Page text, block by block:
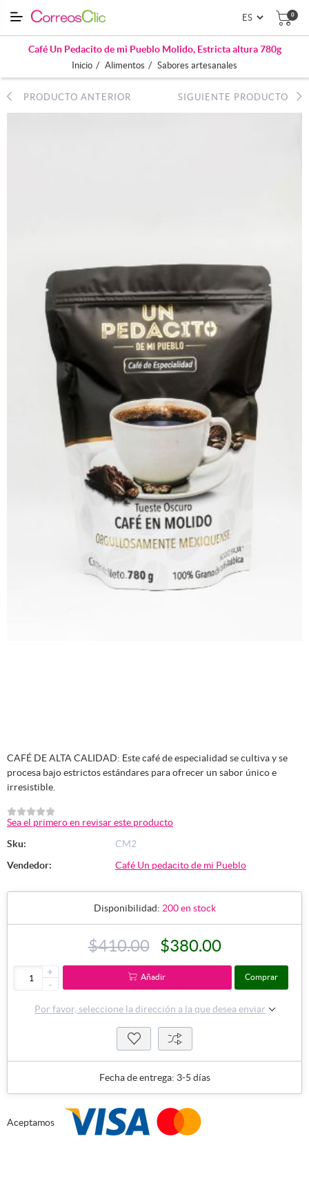
0
Café Un Pedacito de mi Pueblo Molido, Estricta altura 780g
Inicio / Alimentos / Sabores artesanales
PRODUCTO ANTERIOR SIGUIENTE PRODUCTO
CAFÉ DE ALTA CALIDAD: Este café de especialidad se cultiva y se
procesa bajo estrictos estándares para ofrecer un sabor único e
irresistible.
Sea el primero en revisar este producto
Sku:
CM2
Vendedor:
Café Un pedacito de mi Pueblo
Disponibilidad: 200 en stock
$410.00 $380.00
+
-
Añadir Comprar
Por favor, seleccione la dirección a la que desea enviar
Fecha de entrega: 3-5 días
Aceptamos